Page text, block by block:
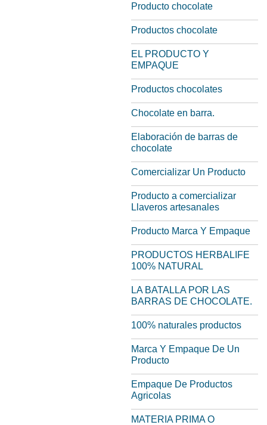
Producto chocolate
Productos chocolate
EL PRODUCTO Y
EMPAQUE
Productos chocolates
Chocolate en barra.
Elaboración de barras de
chocolate
Comercializar Un Producto
Producto a comercializar
Llaveros artesanales
Producto Marca Y Empaque
PRODUCTOS HERBALIFE
100% NATURAL
LA BATALLA POR LAS
BARRAS DE CHOCOLATE.
100% naturales productos
Marca Y Empaque De Un
Producto
Empaque De Productos
Agricolas
MATERIA PRIMA O